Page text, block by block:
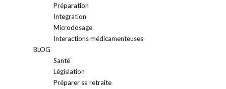
Préparation
Integration
Microdosage
Interactions médicamenteuses
BLOG
Santé
Législation
Préparer sa retraite